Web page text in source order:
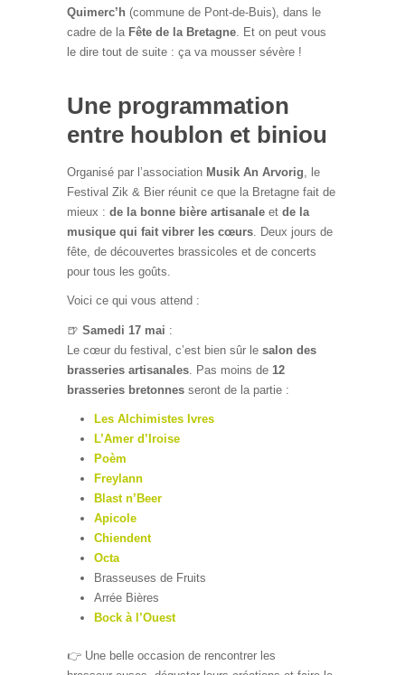
Quimerc’h (commune de Pont-de-Buis), dans le
cadre de la Fête de la Bretagne . Et on peut vous
le dire tout de suite : ça va mousser sévère !
Une programmation
entre houblon et biniou
Organisé par l’association Musik An Arvorig , le
Festival Zik & Bier réunit ce que la Bretagne fait de
mieux : de la bonne bière artisanale et de la
musique qui fait vibrer les cœurs . Deux jours de
fête, de découvertes brassicoles et de concerts
pour tous les goûts.
Voici ce qui vous attend :
🍺 Samedi 17 mai :
Le cœur du festival, c’est bien sûr le salon des
brasseries artisanales . Pas moins de 12
brasseries bretonnes seront de la partie :
Les Alchimistes Ivres
L’Amer d’Iroise
Poèm
Freylann
Blast n’Beer
Apicole
Chiendent
Octa
Brasseuses de Fruits
Arrée Bières
Bock à l’Ouest
👉 Une belle occasion de rencontrer les